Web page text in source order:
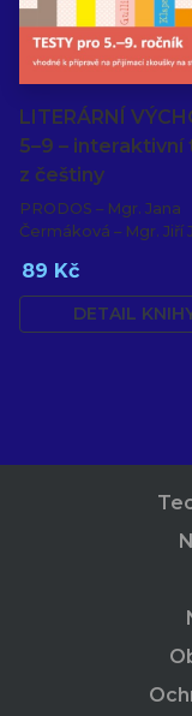
LITERÁRNÍ
5–9 – interaktivní
z češtiny
PRODOS – Mgr. Jana
Čermáková – Mgr. Jiří
89 Kč
DETAIL